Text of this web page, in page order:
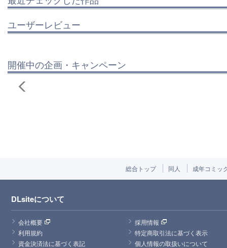
ユーザーレビュー
開催中の企画・キャンペーン
総合トップ 同人 成年コミッ
DLsiteについて
会社概要
採用情報
利用規約
特定商取引法に基づく表示
資金決済法に基づく表記
個人情報の取扱いについて